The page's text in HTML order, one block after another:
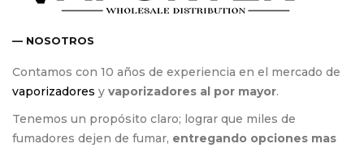
— NOSOTROS
Contamos con 10 años de experiencia en el mercado de
vaporizadores y vaporizadores al por mayor.
Tenemos un propósito claro; lograr que miles de
fumadores dejen de fumar, entregando opciones mas